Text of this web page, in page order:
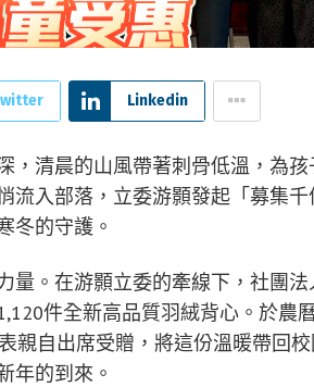
Linkedin
，清晨的山風帶著刺骨低溫，為
流入部落，立委游顥發起「募集
冬的守護。
量。在游顥立委的牽線下，社團
件全新高品質羽絨背心。於農
親自出席受贈，將這份溫暖帶回
年的到來。